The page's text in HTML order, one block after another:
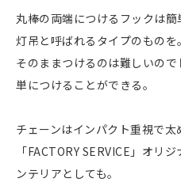
丸棒の両端につけるフックは
灯吊と呼ばれるタイプのものを。
そのままつけるのは難しいの
単につけることができる。
チェーンはインパクト重視で太
「FACTORY SERVICE」オリ
ンテリアとしても。